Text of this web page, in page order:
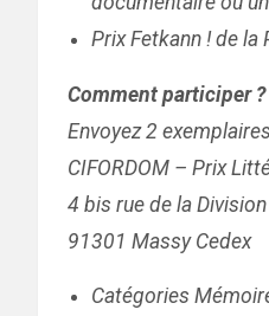
Prix Fetkann ! de
Comment participer ?
Envoyez 2
CIFORDOM – Prix
4 bis rue de la
91301 Massy Cedex
Catégories